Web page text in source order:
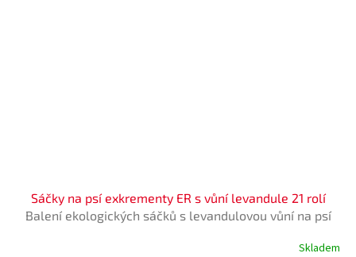
Sáčky na psí exkrementy ER s vůní levandule 21 rolí
Balení ekologických sáčků s levandulovou vůní na psí
Skladem